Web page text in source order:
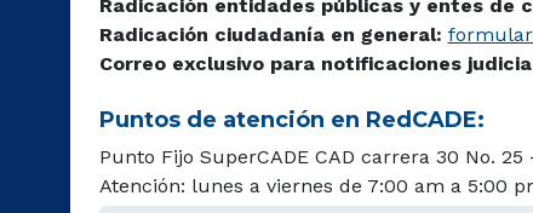
Radicación entidades públicas y entes de
Radicación ciudadanía en general:
Correo exclusivo para notificaciones
Puntos de atención en RedCADE:
Punto Fijo SuperCADE CAD carrera 30 No. 25
Atención: lunes a viernes de 7:00 am a 5:00